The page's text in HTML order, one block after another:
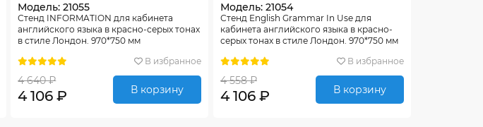
Модель: 21055
Стенд INFORMATION для кабинета
английского языка в красно-серых тонах
в стиле Лондон. 970*750 мм
В избранное
4 640 ₽
4 106 ₽ В корзину
Модель: 21054
Стенд English Grammar In Use для
кабинета английского языка в красно-
серых тонах в стиле Лондон. 970*750 мм
В избранное
4 558 ₽
4 106 ₽ В корзину